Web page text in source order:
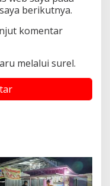
berikutnya.
komentar
melalui surel.